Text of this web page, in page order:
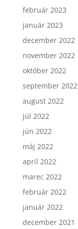
február 2023
január 2023
december 2022
november 2022
október 2022
september 2022
august 2022
júl 2022
jún 2022
máj 2022
apríl 2022
marec 2022
február 2022
január 2022
december 2021